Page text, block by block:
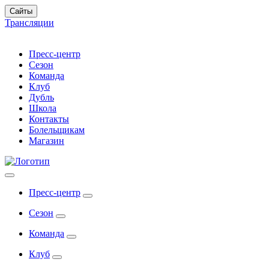
Сайты
Трансляции
Пресс-центр
Сезон
Команда
Клуб
Дубль
Школа
Контакты
Болельщикам
Магазин
Пресс-центр
Сезон
Команда
Клуб